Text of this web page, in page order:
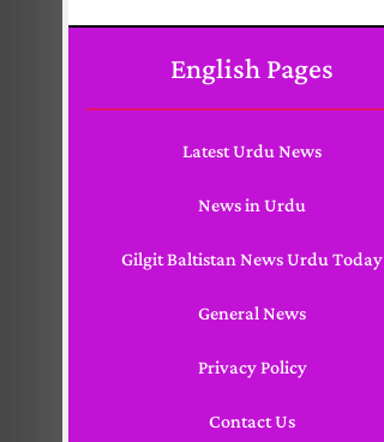
English Pages
Latest Urdu News
News in Urdu
Gilgit Baltistan News Urdu Today
General News
Privacy Policy
Contact Us